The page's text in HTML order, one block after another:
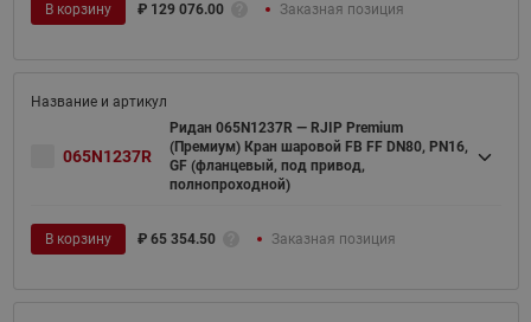
В корзину ₽ 129 076.00 Заказная позиция
065N1237R
Ридан 065N1237R — RJIP Premium
(Премиум) Кран шаровой FB FF DN80, PN16,
GF (фланцевый, под привод,
полнопроходной)
В корзину ₽ 65 354.50 Заказная позиция